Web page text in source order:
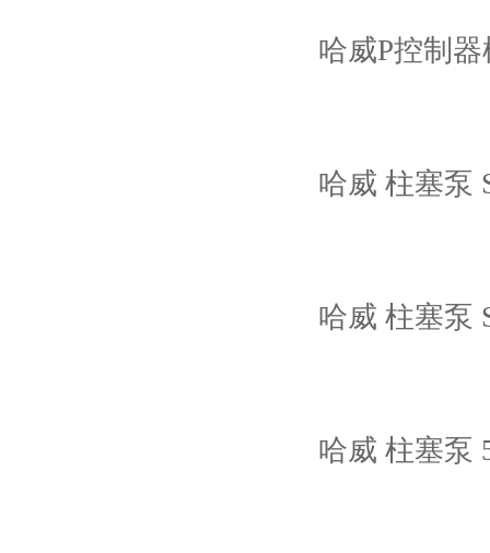
哈威P控制器
哈威 柱塞泵
哈威 柱塞泵
哈威 柱塞泵